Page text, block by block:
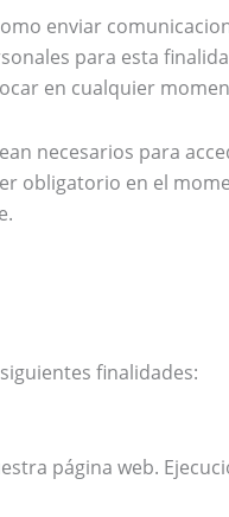
enviar
para esta
en cualquier
necesarios para
obligatorio en el
finalidades:
página web.